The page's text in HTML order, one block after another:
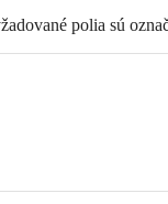
polia sú